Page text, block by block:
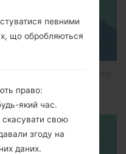
menu on LG Aristo
певними
що обробляються
право:
який час.
скасувати свою
згоду на
даних.